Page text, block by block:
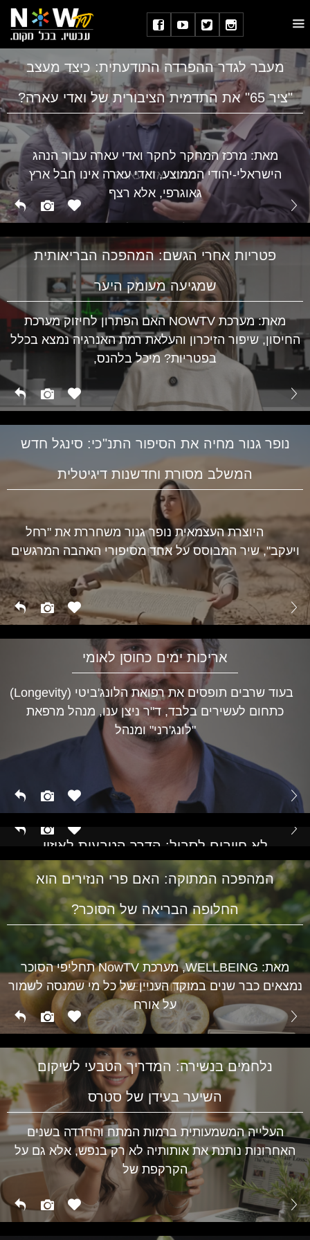
מעבר לגדר ההפרדה התודעתית: כיצד מעצב
"ציר 65" את התדמית הציבורית של ואדי עארה?
מרכז ואדי עארה
מאת: מרכז המחקר לחקר ואדי עארה עבור הנהג
הישראלי-יהודי הממוצע, ואדי עארה אינו חבל ארץ
גאוגרפי, אלא רצף
פטריות אחרי הגשם: המהפכה הבריאותית
שמגיעה מעומק היער
מאת: מערכת NOWTV האם הפתרון לחיזוק מערכת
החיסון, שיפור הזיכרון והעלאת רמת האנרגיה נמצא בכלל
בפטריות? מיכל בלהנס,
נופר גנור מחיה את הסיפור התנ"כי: סינגל חדש
המשלב מסורת וחדשנות דיגיטלית
תרבות
היוצרת העצמאית נופר גנור משחררת את "רחל
ויעקב", שיר המבוסס על אחד מסיפורי האהבה המרגשים
אריכות ימים כחוסן לאומי
בעוד שרבים תופסים את רפואת הלונג'ביטי (Longevity)
כתחום לעשירים בלבד, ד"ר ניצן ענו, מנהל מרפאת
"לונג'רני" ומנהל
לא חייבים לסבול: הדרך הטבעית לאיזון
הורמונלי בכל גיל
WELLBEING
מגלי חום בגיל המעבר ועד לתסמיני PMS אצל נערות –
השינויים ההורמונליים משפיעים על מצב הרוח, השינה
המהפכה המתוקה: האם פרי הנזירים הוא
החלופה הבריאה של הסוכר?
WELLBEING
מאת: WELLBEING, מערכת NowTV תחליפי הסוכר
נמצאים כבר שנים במוקד העניין של כל מי שמנסה לשמור
על אורח
נלחמים בנשירה: המדריך הטבעי לשיקום
השיער בעידן של סטרס
העלייה המשמעותית ברמות המתח והחרדה בשנים
האחרונות נותנת את אותותיה לא רק בנפש, אלא גם על
הקרקפת של